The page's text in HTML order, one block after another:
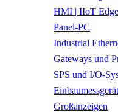
HMI | IIoT
Panel-PC
Industrial
Gateways und
SPS und I/O-
Großanzeigen